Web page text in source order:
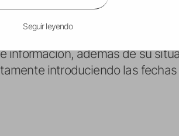
, buscando tanto en un radio
información, además de su
introduciendo las
Seguir leyendo